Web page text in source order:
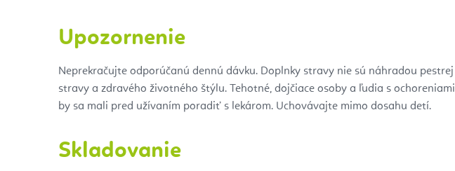
Upozornenie
Neprekračujte odporúčanú dennú dávku. Doplnky stravy nie sú náhradou pestrej
stravy a zdravého životného štýlu. Tehotné, dojčiace osoby a ľudia s ochoreniami
by sa mali pred užívaním poradiť s lekárom. Uchovávajte mimo dosahu detí.
Skladovanie